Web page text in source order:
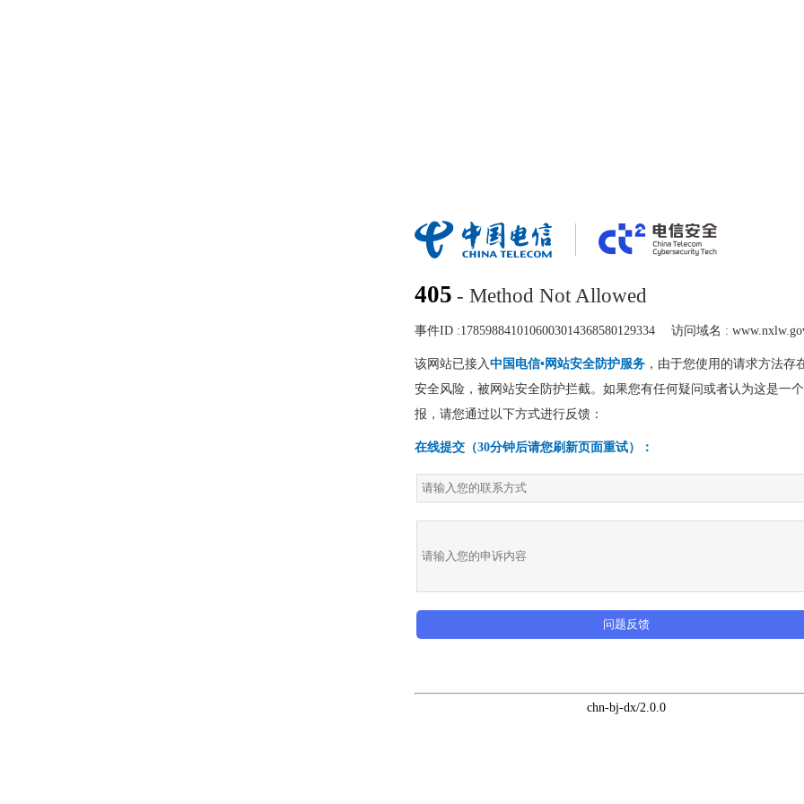
405 - Method Not Allowed
事件ID :1785988410106003014368580129334 访问域名 :
该网站已接入 中国电信•网站安全防护服务 ，由于您使用的请求方法存
安全风险，被网站安全防护拦截。如果您有任何疑问或者认为这是一
报，请您通过以下方式进行反馈：
在线提交（30分钟后请您刷新页面重试）：
问题反馈
chn-bj-dx/2.0.0